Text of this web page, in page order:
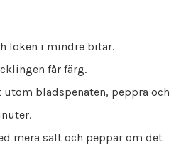
löken i mindre bitar.
får färg.
utom bladspenaten, peppra och
mera salt och peppar om det